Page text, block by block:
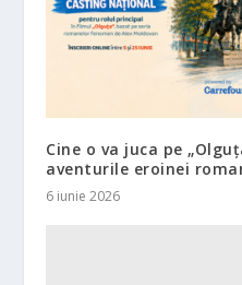
Cine o va juca pe
aventurile eroinei
6 iunie 2026